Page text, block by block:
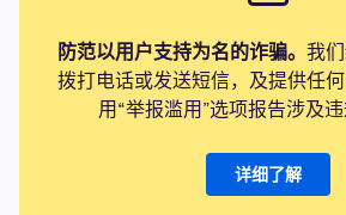
防范以用户支持为名的诈骗。 我
拨打电话或发送短信，及提供任
用“举报滥用”选项报告涉及违
详细了解